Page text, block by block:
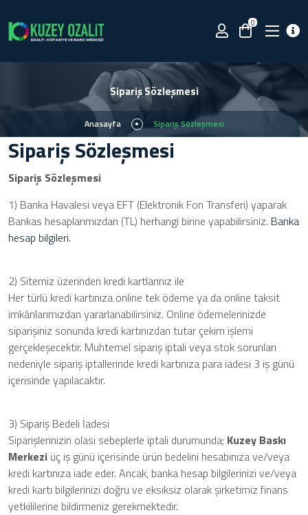
0
Sipariş Sözleşmesi
Anasayfa Sipariş Sözleşmesi
Sipariş Sözleşmesi
Sipariş Sözleşmesi
1) Banka Havalesi veya EFT (Elektronik Fon Transferi) yaparak
Bankas hesaplarımızdan (TL) herhangi birine yapabilirsiniz. Banka
hesap bilgileri.
2) Sitemiz üzerinden kredi kartlarınız ile
Her türlü kredi kartınıza online tek ödeme ya da online taksit
imkânlarımızdan yararlanabilirsiniz. Online ödemelerinizde
siparişiniz sonunda kredi kartınızdan tutar çekim işlemi
gerçekleşecektir. Muhtemel sipariş iptali veya stok sorunları
nedeniyle sipariş iptallerinde kredi kartınıza para iadesi 3 iş günü
içerisinde yapılacaktır.
3) Sipariş Bedeli İadesi
Siparişlerinizin olası sebeplerle iptali durumunda; Kuzey Baskı
Merkezi üç iş günü içerisinde ürün bedelini hesabınıza ve/veya
kredi kartınıza iade eder. Ancak, banka hesap bilgilerinizi ve/veya
kredi kartı bilgilerinizi doğru ve eksiksiz olarak şirketimiz finans
yetkililerine bildirmeniz gerekmektedir.